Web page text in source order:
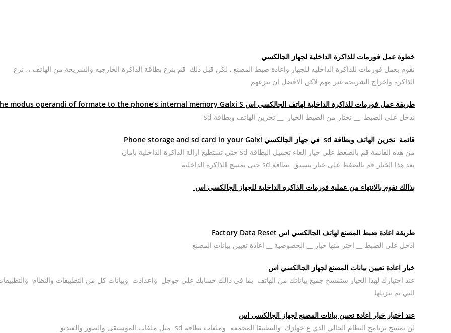
خطوة عمل فورمات للذاكرة الداخلية لجهاز الجالكسي
نقوم بعمل فورمات للذاكرة الداخليه للجهاز واعادة ضبط المصنع , لكن قبل ذلك قم بنزع بطاقة الذاكرة الخارجيه والشريحة من الهاتف ،، نزع
الذاكرة واخراج الشريحة غير مهم لاكن الافضل ان ننزعهم
طريقة عمل فورمات للذاكرة الداخلية لهاتف الجالكسي اس The modus operandi of formate to the phone’s internal memory Galxi S
ندخل على الضبط __ نختار من الضبط الخيار __ تخزين الهاتف وبطاقة sd
قائمة تخزين الهاتف وبطاقة sd في جهاز الجالكسي Phone storage and sd card in your Galxi
من هذه القائمة قم بالضغط على خيار الغاء تحميل البطاقة sd حتى تستطيع ازالة الذاكرة الداخلية بامان
بعد هذا الخيار قم بالضغط على خيار تنسيق بطاقة sd حتى تمسح الذاكره الداخلية
بذالك نقوم بالانتهاء من عملية فورمات الذاكره الداخلية للجهاز الجالكسي اس
طريقة اعادة ضبط المصنع لهاتف الجالكسي اس Factory Data Reset
ادخل على الضبط __ اختر منها خيار __ الخصوصية __ اعادة تعيين بيانات المصنع
خيار اعادة تعيين بيانات المصنع لجهاز الجالكسي اس
عند اختيارك لهذا الخيار ستمسح جميع بياناتك من الهاتف بما في ذالك حسابك على جوجل واعدادت وبيانات كل من التطبيقات والنظام
التي تم تنزيلها
عند اختيار خيار اعادة تعيين بيانات المصنع لجهاز الجالكسي اس
لن تمسح برنامج النظام الحالي الذي ع جهازك والتطبيقا المجمعه وملفات بطاقة sd مثل ملفات الموسيقى والصور والفيديو